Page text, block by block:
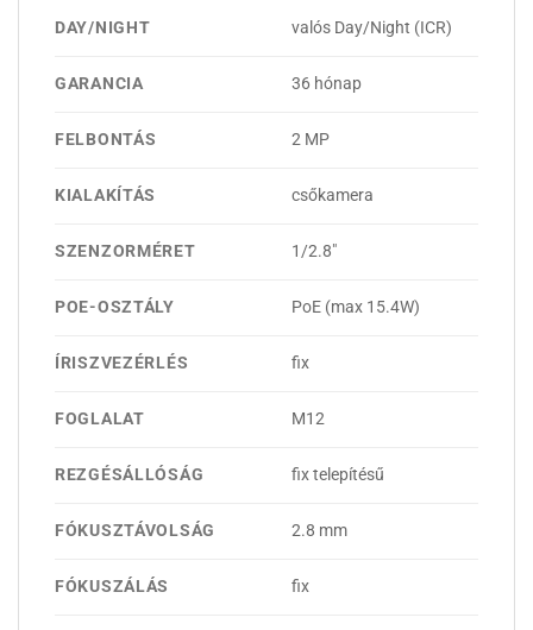
DAY/NIGHT valós Day/Night (ICR)
GARANCIA 36 hónap
FELBONTÁS 2 MP
KIALAKÍTÁS csőkamera
SZENZORMÉRET 1/2.8"
POE-OSZTÁLY PoE (max 15.4W)
ÍRISZVEZÉRLÉS fix
FOGLALAT M12
REZGÉSÁLLÓSÁG fix telepítésű
FÓKUSZTÁVOLSÁG 2.8 mm
FÓKUSZÁLÁS fix